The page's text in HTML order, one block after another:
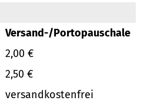
Versand-/Portopauschale
2,00 €
2,50 €
versandkostenfrei